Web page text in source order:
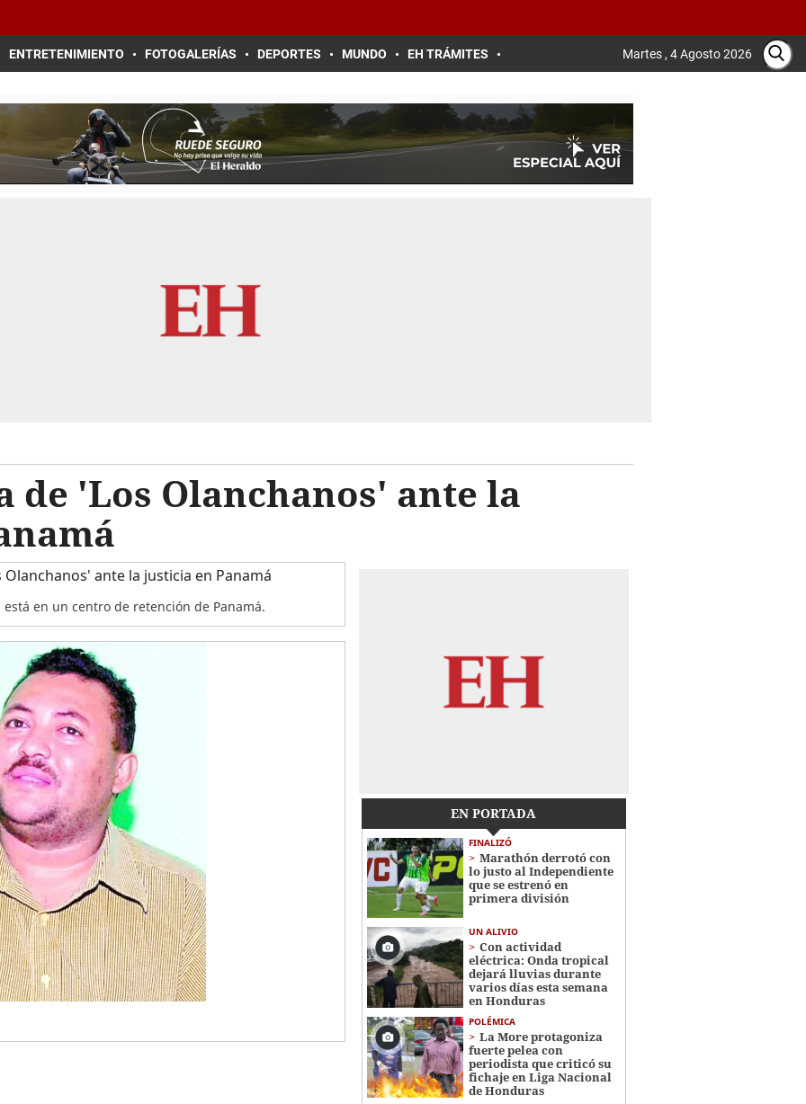
ENTRETENIMIENTO FOTOGALERÍAS DEPORTES MUNDO EH TRÁMITES Martes , 4 Agosto 2026
de 'Los Olanchanos' ante la
en un centro de retención de Panamá.
EN PORTADA
FINALIZÓ
Marathón derrotó con
lo justo al Independiente
que se estrenó en
primera división
UN ALIVIO
Con actividad
eléctrica: Onda tropical
dejará lluvias durante
varios días esta semana
en Honduras
POLÉMICA
La More protagoniza
fuerte pelea con
periodista que criticó su
fichaje en Liga Nacional
de Honduras